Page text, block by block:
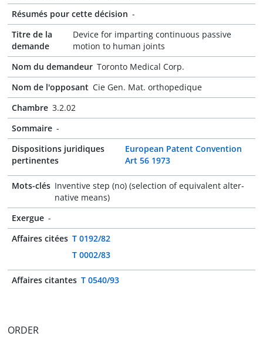
Résumés pour cette décision -
Titre de la
demande
Device for imparting continuous passive
motion to human joints
Nom du demandeur Toronto Medical Corp.
Nom de l'opposant Cie Gen. Mat. orthopedique
Chambre 3.2.02
Sommaire -
Dispositions juridiques
pertinentes
European Patent Convention
Art 56 1973
Mots-clés Inventive step (no) (selection of equivalent alter-
native means)
Exergue -
Affaires citées T 0192/82
T 0002/83
Affaires citantes T 0540/93
ORDER